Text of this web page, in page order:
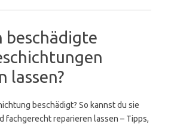
beschädigte
lassen?
beschädigt? So kannst du sie
fachgerecht reparieren lassen – Tipps,